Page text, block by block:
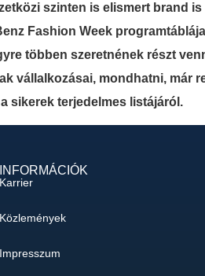
szinten is elismert brand
Fashion Week
többen szeretnének részt
vállalkozásai, mondhatni, már
sikerek terjedelmes listájáról.
INFORMÁCIÓK
Karrier
Közlemények
Impresszum